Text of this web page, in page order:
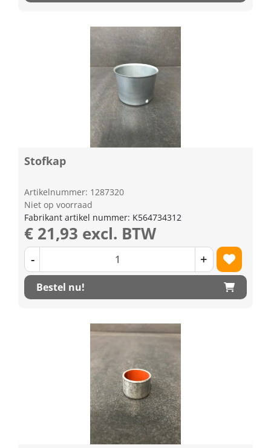
Stofkap
Artikelnummer: 1287320
Niet op voorraad
Fabrikant artikel nummer: K564734312
€ 21,93 excl. BTW
- +
Bestel nu!